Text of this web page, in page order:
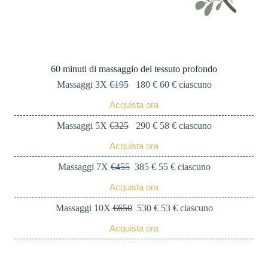
60 minuti di massaggio del tessuto profondo
Massaggi 3X€195180 € 60 € ciascuno
Acquista ora
Massaggi 5X€325290 € 58 € ciascuno
Acquista ora
Massaggi 7X€455385 € 55 € ciascuno
Acquista ora
Massaggi 10X€650530 € 53 € ciascuno
Acquista ora